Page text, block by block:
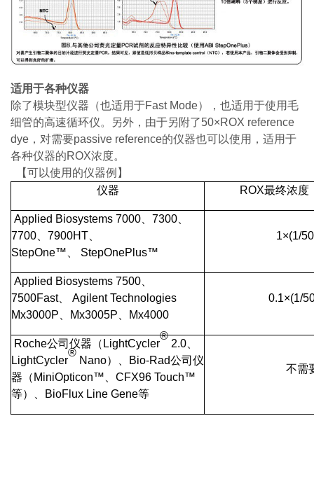
适用于各种仪器
除了模块型仪器（也适用于Fast Mode），也适用于使用毛
细管的高速循环仪。另外，由于另附了50×ROX reference
dye，对需要passive reference的仪器也可以使用，适用于
各种仪器的ROX浓度。
【可以使用的仪器例】
仪器
ROX最终浓度
Applied Biosystems 7000、7300、
7700、7900HT、
StepOne™、 StepOnePlus™
1×(1/
Applied Biosystems 7500、
7500Fast、 Agilent Technologies
Mx3000P、Mx3005P、Mx4000
0.1×(1/
Roche公司仪器（LightCycler
®
2.0、
LightCycler
®
Nano）、Bio-Rad公司仪
器（MiniOpticon™、CFX96 Touch™
等）、BioFlux Line Gene等
不需